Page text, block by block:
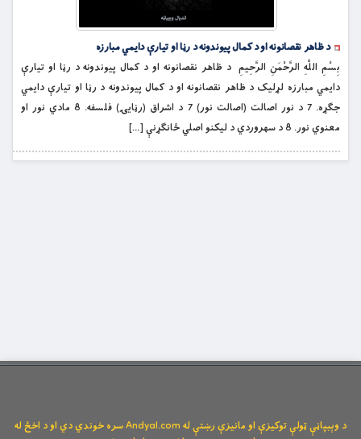
د ظاهر نقصانونه او د کمال پیوندونه د رڼا او تیارې دایمي مبارزه
بِسْمِ اللَّهِ الرَّحْمَنِ الرَّحِيمِ د ظاهر نقصانونه او د کمال پیوندونه د رڼا او تیارې
دایمي مبارزه لړلیک د ظاهر نقصانونه او د کمال پیوندونه د رڼا او تیارې دایمي
جګړه. 7 د نور اصالت (اصالت نور) 7 د اشراق (رڼایۍ) فلسفه. 8 مادي نور او
معنوي نور. 8 د سهروردي د لیکنو اصلي ځانګړنې […]
د وېبپاڼې ټولې توکیزې او مانیزې رښتې له Andyal.com سره خوندي دي او د اخځ له